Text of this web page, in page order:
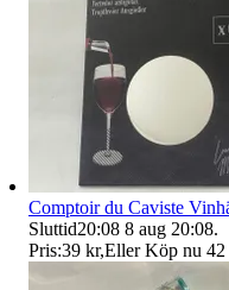
Comptoir du Caviste
Sluttid20:08 8 aug 20:08.
Pris:39 kr,Eller Köp nu 42